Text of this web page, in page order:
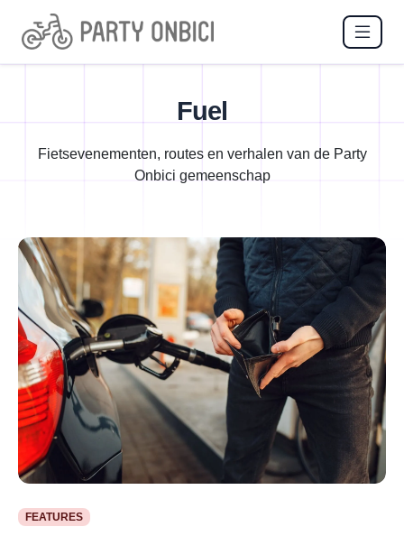
Fuel
Fietsevenementen, routes en verhalen van de Party
Onbici gemeenschap
FEATURES